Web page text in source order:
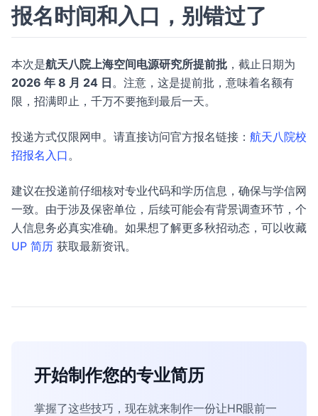
报名时间和入口，别错过了
本次是航天八院上海空间电源研究所提前批 ，截止日期为
2026 年 8 月 24 日。注意，这是提前批，意味着名额有
限，招满即止，千万不要拖到最后一天。
投递方式仅限网申。请直接访问官方报名链接： 航天八院校
招报名入口。
建议在投递前仔细核对专业代码和学历信息，确保与学信网
一致。由于涉及保密单位，后续可能会有背景调查环节，个
人信息务必真实准确。如果想了解更多秋招动态，可以收藏
UP 简历 获取最新资讯。
开始制作您的专业简历
掌握了这些技巧，现在就来制作一份让HR眼前一